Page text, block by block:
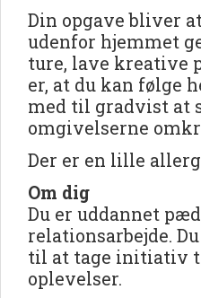
Din opgave bliver
udenfor hjemmet
ture, lave kreative
er, at du kan følge
med til gradvist at
omgivelserne
Der er en lille
Om dig
Du er uddannet
relationsarbejde.
til at tage initiativ
oplevelser.